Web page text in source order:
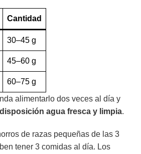
Cantidad
30–45 g
45–60 g
60–75 g
alimentarlo dos veces al día y
agua fresca y limpia.
de razas pequeñas de las 3
tener 3 comidas al día. Los